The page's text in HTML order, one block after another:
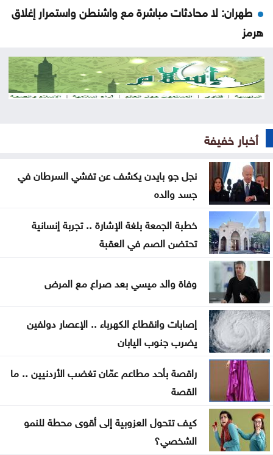
طهران: لا محادثات مباشرة مع واشنطن واستمرار إغلاق
هرمز
تصاريح عمل السوريين بالأردن تتراجع خلال النصف الأول
من العام
تجارة عمّان: أسعار المستلزمات المدرسية مستقرة
ومتوافرة بكثرة
مليوناً
تحذيرات أمنية من مواكب المركبات بالتزامن مع إعلان
نتائج التوجيهي
جيش الاحتلال يواصل نسف المنازل واستهداف خيام
النازحين بغزة
الاحتلال يوسّع الاستيطان بإقرار 627 وحدة جديدة برام
الله والبيرة
الحكومة تطرح 100 فرصة استثمارية وتطوّر 3 مشاريع
بالشراكة مع القطاع الخاص
أخبار خفيفة
نجل جو بايدن يكشف عن تفشي السرطان في
جسد والده
خطبة الجمعة بلغة الإشارة .. تجربة إنسانية
تحتضن الصم في العقبة
وفاة والد ميسي بعد صراع مع المرض
إصابات وانقطاع الكهرباء .. الإعصار دولفين
يضرب جنوب اليابان
راقصة بأحد مطاعم عمّان تغضب الأردنيين .. ما
القصة
كيف تتحول العزوبية إلى أقوى محطة للنمو
الشخصي؟